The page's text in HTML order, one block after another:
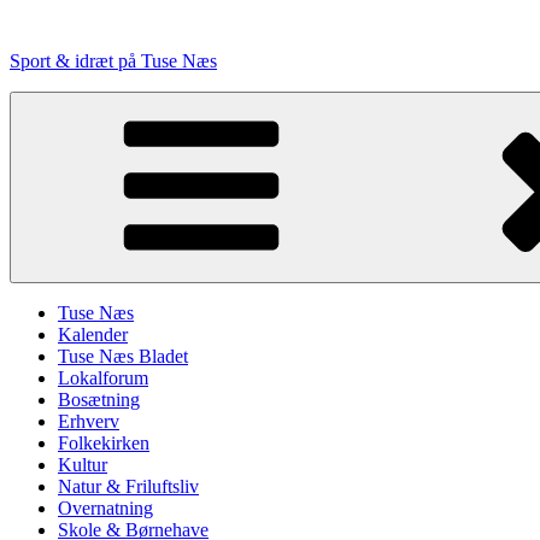
indhold
Sport & idræt på Tuse Næs
Tuse Næs
Kalender
Tuse Næs Bladet
Lokalforum
Bosætning
Erhverv
Folkekirken
Kultur
Natur & Friluftsliv
Overnatning
Skole & Børnehave